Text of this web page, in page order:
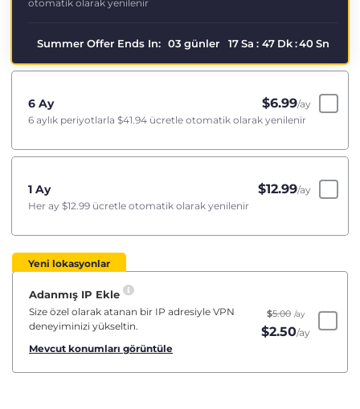
otomatik olarak yenilenir
Summer Offer Ends In: 03 günler 17Sa : 47 Dk:40Sn
6 Ay $6.99/ay
6 aylık periyotlarla $41.94 ücretle otomatik olarak yenilenir
1 Ay $12.99/ay
Her ay $12.99 ücretle otomatik olarak yenilenir
Yeni lokasyonlar
Adanmış IP Ekle
Size özel olarak atanan bir IP adresiyle VPN
deneyiminizi yükseltin.
Mevcut konumları görüntüle
$5.00 /ay
$2.50/ay